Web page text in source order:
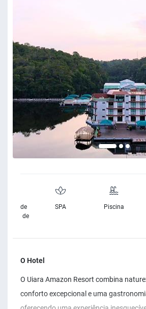
de
SPA Piscina
O Hotel
O Uiara Amazon Resort combina
conforto excepcional e uma